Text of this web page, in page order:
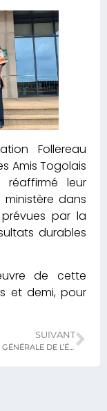
Follereau
Amis Togolais
leur
dans
par la
durables
de cette
et demi, pour
SUIVANT
INSPECTION GÉNÉRALE DE L’ÉDUCATION : LE DOYEN NOUWOSSAN PASSE LA MAIN A SON SUCCESSEUR